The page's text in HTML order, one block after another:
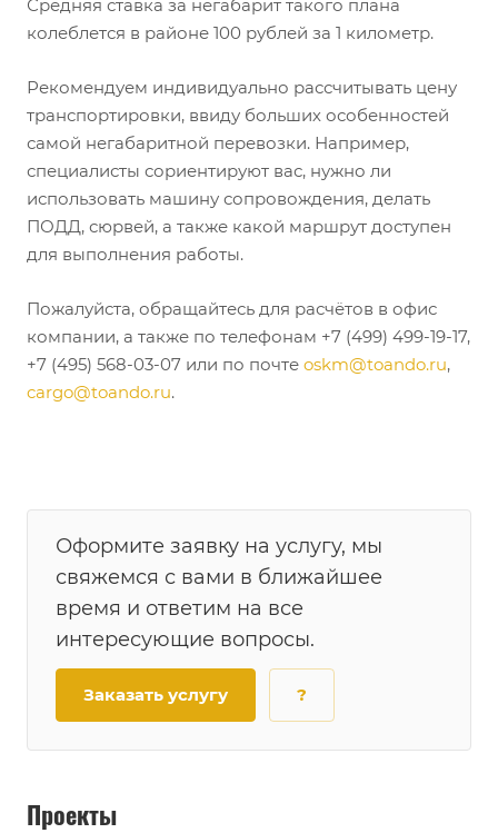
Средняя ставка за негабарит такого плана
колеблется в районе 100 рублей за 1 километр.
Рекомендуем индивидуально рассчитывать цену
транспортировки, ввиду больших особенностей
самой негабаритной перевозки. Например,
специалисты сориентируют вас, нужно ли
использовать машину сопровождения, делать
ПОДД, сюрвей, а также какой маршрут доступен
для выполнения работы.
Пожалуйста, обращайтесь для расчётов в офис
компании, а также по телефонам +7 (499) 499-19-17,
+7 (495) 568-03-07 или по почте oskm@toando.ru,
cargo@toando.ru.
Оформите заявку на услугу, мы
свяжемся с вами в ближайшее
время и ответим на все
интересующие вопросы.
Заказать услугу ?
Проекты